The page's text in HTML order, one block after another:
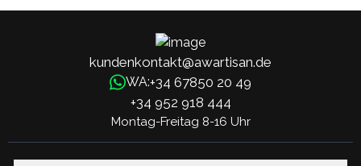
kundenkontakt@awartisan.de
WA:+34 67850 20 49
+34 952 918 444
Montag-Freitag 8-16 Uhr